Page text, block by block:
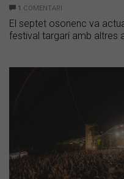
1 COMENTARI
El septet osonenc va
festival targarí amb altres